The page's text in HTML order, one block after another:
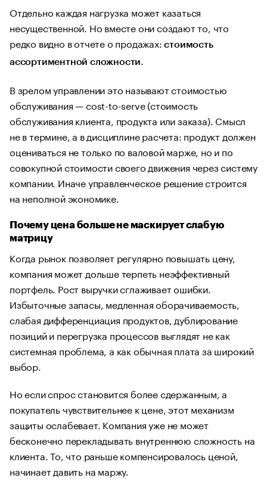
Отдельно каждая нагрузка может казаться
несущественной. Но вместе они создают то, что
редко видно в отчете о продажах:стоимость
ассортиментной сложности.
В зрелом управлении это называют стоимостью
обслуживания — cost-to-serve (стоимость
обслуживания клиента, продукта или заказа). Смысл
не в термине, а в дисциплине расчета: продукт должен
оцениваться не только по валовой марже, но и по
совокупной стоимости своего движения через систему
компании. Иначе управленческое решение строится
на неполной экономике.
Почему цена больше не маскирует слабую
матрицу
Когда рынок позволяет регулярно повышать цену,
компания может дольше терпеть неэффективный
портфель. Рост выручки сглаживает ошибки.
Избыточные запасы, медленная оборачиваемость,
слабая дифференциация продуктов, дублирование
позиций и перегрузка процессов выглядят не как
системная проблема, а как обычная плата за широкий
выбор.
Но если спрос становится более сдержанным, а
покупатель чувствительнее к цене, этот механизм
защиты ослабевает. Компания уже не может
бесконечно перекладывать внутреннюю сложность на
клиента. То, что раньше компенсировалось ценой,
начинает давить на маржу.